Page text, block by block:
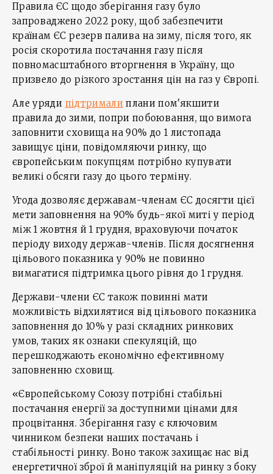
Правила ЄС щодо зберігання газу було
запроваджено 2022 року, щоб забезпечити
країнам ЄС резерв палива на зиму, після того, як
росія скоротила постачання газу після
повномасштабного вторгнення в Україну, що
призвело до різкого зростання цін на газ у Європі.
Але уряди підтримали плани пом'якшити
правила до зими, попри побоювання, що вимога
заповнити сховища на 90% до 1 листопада
завищує ціни, повідомляючи ринку, що
європейським покупцям потрібно купувати
великі обсяги газу до цього терміну.
Угода дозволяє державам-членам ЄС досягти цієї
мети заповнення на 90% будь-якої миті у період
між 1 жовтня й 1 грудня, враховуючи початок
періоду виходу держав-членів. Після досягнення
цільового показника у 90% не повинно
вимагатися підтримка цього рівня до 1 грудня.
Держави-члени ЄС також повинні мати
можливість відхилятися від цільового показника
заповнення до 10% у разі складних ринкових
умов, таких як ознаки спекуляцій, що
перешкоджають економічно ефективному
заповненню сховищ.
«Європейському Союзу потрібні стабільні
постачання енергії за доступними цінами для
процвітання. Зберігання газу є ключовим
чинником безпеки наших постачань і
стабільності ринку. Воно також захищає нас від
енергетичної зброї й маніпуляцій на ринку з боку